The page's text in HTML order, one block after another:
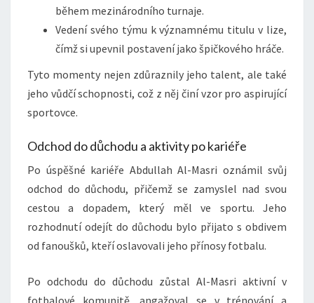
během mezinárodního turnaje.
Vedení svého týmu k významnému titulu v lize,
čímž si upevnil postavení jako špičkového hráče.
Tyto momenty nejen zdůraznily jeho talent, ale také
jeho vůdčí schopnosti, což z něj činí vzor pro aspirující
sportovce.
Odchod do důchodu a aktivity po kariéře
Po úspěšné kariéře Abdullah Al-Masri oznámil svůj
odchod do důchodu, přičemž se zamyslel nad svou
cestou a dopadem, který měl ve sportu. Jeho
rozhodnutí odejít do důchodu bylo přijato s obdivem
od fanoušků, kteří oslavovali jeho přínosy fotbalu.
Po odchodu do důchodu zůstal Al-Masri aktivní v
fotbalové komunitě, angažoval se v trénování a